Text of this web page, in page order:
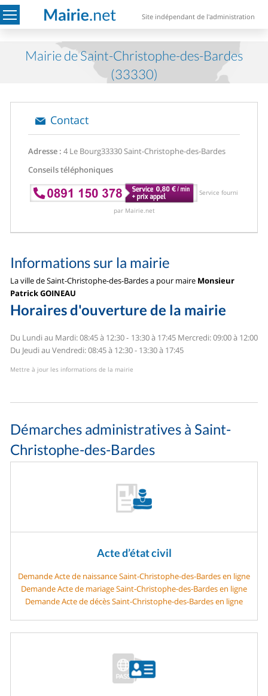
Site indépendant de l'administration
Mairie de Saint-Christophe-des-Bardes
(33330)
Contact
Adresse : 4 Le Bourg33330 Saint-Christophe-des-Bardes
Conseils téléphoniques
Service fourni
par Mairie.net
Informations sur la mairie
La ville de Saint-Christophe-des-Bardes a pour maire Monsieur
Patrick GOINEAU
Horaires d'ouverture de la mairie
Du Lundi au Mardi: 08:45 à 12:30 - 13:30 à 17:45Mercredi: 09:00 à 12:00
Du Jeudi au Vendredi: 08:45 à 12:30 - 13:30 à 17:45
Mettre à jour les informations de la mairie
Démarches administratives à Saint-
Christophe-des-Bardes
Acte d’état civil
Demande Acte de naissance Saint-Christophe-des-Bardes en ligne
Demande Acte de mariage Saint-Christophe-des-Bardes en ligne
Demande Acte de décès Saint-Christophe-des-Bardes en ligne